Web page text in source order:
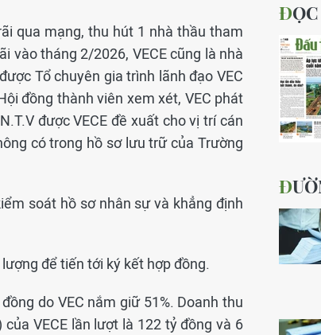
qua mạng, thu hút 1 nhà thầu tham
vào tháng 2/2026, VECE cũng là nhà
Tổ chuyên gia trình lãnh đạo VEC
đồng thành viên xem xét, VEC phát
được VECE đề xuất cho vị trí cán
có trong hồ sơ lưu trữ của Trường
soát hồ sơ nhân sự và khẳng định
để tiến tới ký kết hợp đồng.
do VEC nắm giữ 51%. Doanh thu
VECE lần lượt là 122 tỷ đồng và 6